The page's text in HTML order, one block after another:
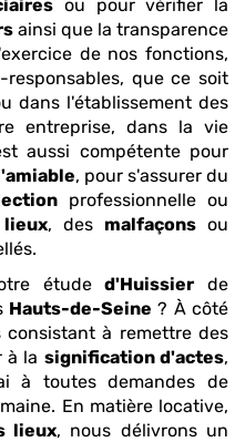
ou pour vérifier la
ainsi que la transparence
de nos fonctions,
que ce soit
dans l'établissement des
entreprise, dans la vie
aussi compétente pour
, pour s'assurer du
professionnelle ou
, des malfaçons ou
étuded'Huissier de
Hauts-de-Seine ? À côté
consistant à remettre des
à la signification d'actes,
à toutes demandes de
En matière locative,
lieux, nous délivrons un